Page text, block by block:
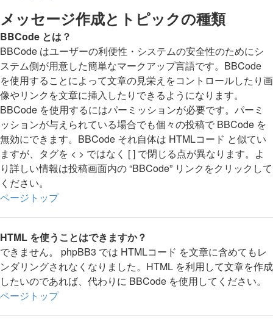
メッセージ作成とトピックの種類
BBCode とは？
BBCode はユーザーの利便性・システムの安全性のためにシ
ステム側が用意した簡単なマークアップ言語です。BBCode
を使用することによって文章の見栄えをコントロールしたり画
像やリンクを文章に挿入したりできるようになります。
BBCode を使用するにはパーミッションが必要です。パーミ
ッションが与えられている場合でも個々の投稿で BBCode を
無効にできます。BBCode それ自体は HTMLコード と似てい
ますが、タグを < > ではなく [ ] で閉じる点が異なります。よ
り詳しい情報は投稿画面内の “BBCode” リンクをクリックして
ください。
ページトップ
HTML を使うことはできますか？
できません。 phpBB3 では HTMLコード を文章に含めてもレ
ンダリングされなくなりました。HTML を利用して文章を作成
したいのであれば、代わりに BBCode を使用してください。
ページトップ